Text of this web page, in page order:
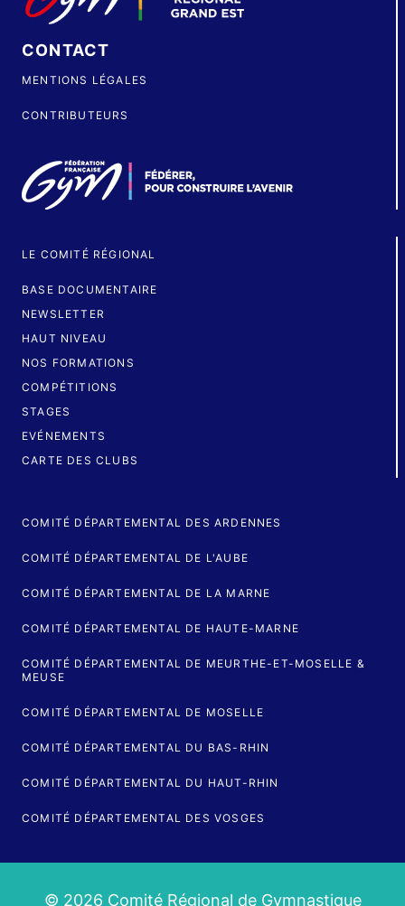
CONTACT
MENTIONS LÉGALES
CONTRIBUTEURS
LE COMITÉ RÉGIONAL
BASE DOCUMENTAIRE
NEWSLETTER
HAUT NIVEAU
NOS FORMATIONS
COMPÉTITIONS
STAGES
EVÉNEMENTS
CARTE DES CLUBS
COMITÉ DÉPARTEMENTAL DES ARDENNES
COMITÉ DÉPARTEMENTAL DE L'AUBE
COMITÉ DÉPARTEMENTAL DE LA MARNE
COMITÉ DÉPARTEMENTAL DE HAUTE-MARNE
COMITÉ DÉPARTEMENTAL DE MEURTHE-ET-MOSELLE &
MEUSE
COMITÉ DÉPARTEMENTAL DE MOSELLE
COMITÉ DÉPARTEMENTAL DU BAS-RHIN
COMITÉ DÉPARTEMENTAL DU HAUT-RHIN
COMITÉ DÉPARTEMENTAL DES VOSGES
© 2026 Comité Régional de Gymnastique